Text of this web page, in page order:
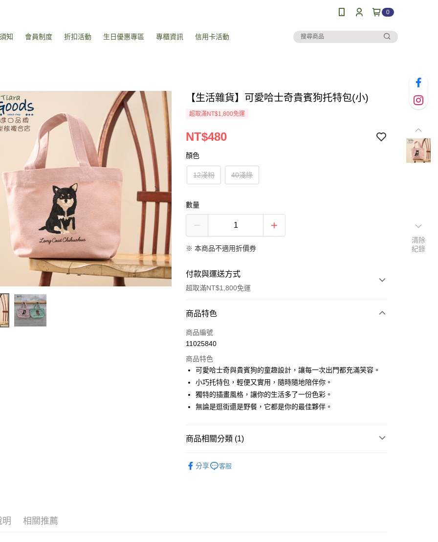
0
知 會員制度 折扣活動 生日優惠專區 專櫃資訊 信用卡活動
【生活雜貨】可愛哈士奇貴賓狗托特包(小)
超取滿NT$1,800免運
NT$480
顏色
12淺粉 40淺綠
數量
※ 本商品不適用折價券
付款與運送方式
超取滿NT$1,800免運
付款方式
信用卡一次付款
LINE Pay
Apple Pay
街口支付
Google Pay
商品特色
商品編號
11025840
商品特色
可愛哈士奇與貴賓狗的童趣設計，讓每一次出門都充滿笑容。
小巧托特包，輕便又實用，隨時隨地陪伴你。
獨特的插畫風格，讓你的生活多了一份色彩。
無論是逛街還是野餐，它都是你的最佳夥伴。
商品相關分類 (1)
分享
客服
明 相關推薦
清除
紀錄